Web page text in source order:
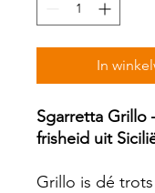
In
Sgarretta Grillo
frisheid uit
Grillo is dé trots